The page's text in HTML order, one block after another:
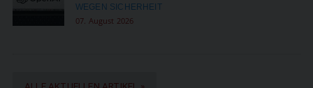
WEGEN SICHERHEIT
07. August 2026
ALLE AKTUELLEN ARTIKEL »